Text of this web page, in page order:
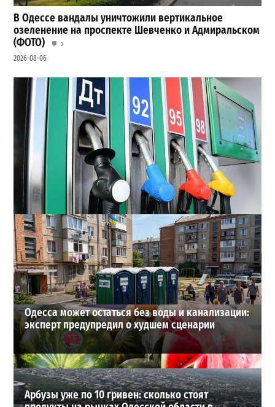
В Одессе вандалы уничтожили вертикальное
озеленение на проспекте Шевченко и Адмиральском
(ФОТО)
3
2026-08-06
Неприятный сюрприз для водителей Одессы: на АЗС
снова взлетели цены
2
2026-07-28
ВИБОР РЕДАКЦИИ
Одесса может остаться без воды и канализации:
эксперт предупредил о худшем сценарии
Арбузы уже по 10 гривен: сколько стоят